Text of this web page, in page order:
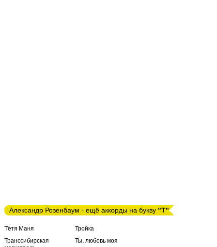
Александр Розенбаум - ещё аккорды на букву "Т"
Тётя Маня
Транссибирская
Тройка
Ты, любовь моя